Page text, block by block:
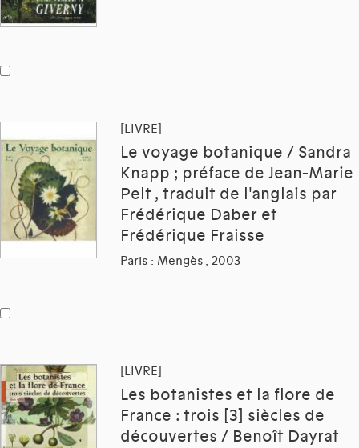
[LIVRE]
Le voyage botanique / Sandra
Knapp ; préface de Jean-Marie
Pelt , traduit de l'anglais par
Frédérique Daber et
Frédérique Fraisse
Paris : Mengès , 2003
[LIVRE]
Les botanistes et la flore de
France : trois [3] siècles de
découvertes / Benoît Dayrat